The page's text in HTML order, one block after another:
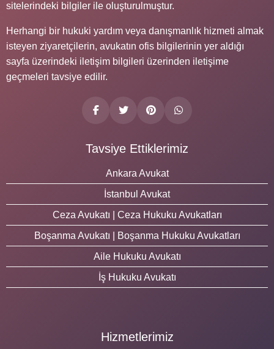
sitelerindeki bilgiler ile oluşturulmuştur.
Herhangi bir hukuki yardım veya danışmanlık hizmeti almak
isteyen ziyaretçilerin, avukatın ofis bilgilerinin yer aldığı
sayfa üzerindeki iletişim bilgileri üzerinden iletişime
geçmeleri tavsiye edilir.
Tavsiye Ettiklerimiz
Ankara Avukat
İstanbul Avukat
Ceza Avukatı | Ceza Hukuku Avukatları
Boşanma Avukatı | Boşanma Hukuku Avukatları
Aile Hukuku Avukatı
İş Hukuku Avukatı
Hizmetlerimiz